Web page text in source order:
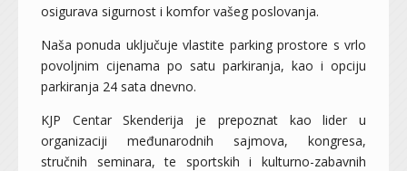
osigurava sigurnost i komfor vašeg poslovanja.
Naša ponuda uključuje vlastite parking prostore s vrlo
povoljnim cijenama po satu parkiranja, kao i opciju
parkiranja 24 sata dnevno.
KJP Centar Skenderija je prepoznat kao lider u
organizaciji međunarodnih sajmova, kongresa,
stručnih seminara, te sportskih i kulturno-zabavnih